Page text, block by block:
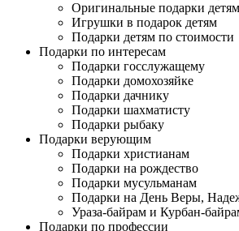
Оригинальные подарки детям
Игрушки в подарок детям
Подарки детям по стоимости
Подарки по интересам
Подарки госслужащему
Подарки домохозяйке
Подарки дачнику
Подарки шахматисту
Подарки рыбаку
Подарки верующим
Подарки христианам
Подарки на рождество
Подарки мусульманам
Подарки на День Веры,
Ураза-байрам и Курбан-
Подарки по профессии